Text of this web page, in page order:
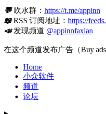
💬吹水群： https://t.me/appinn
📖RSS 订阅地址： https://
📣发现频道 @appinnfaxian
在这个频道发布广告（Buy ads
Home
小众软件
频道
论坛